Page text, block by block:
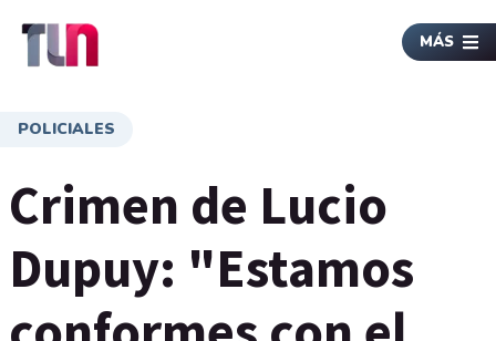
MÁS
POLICIALES
Crimen de Lucio
Dupuy: "Estamos